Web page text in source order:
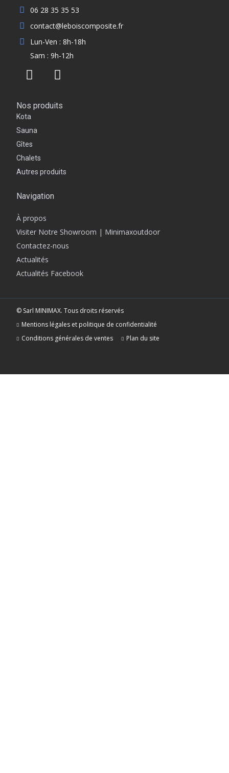
06 28 35 35 53
contact@leboiscomposite.fr
Lun-Ven : 8h-18h
Sam : 9h-12h
Nos produits
Kota
Sauna
Gîtes
Chalets
Autres produits
Navigation
À propos
Visiter Notre Showroom | Minimaxoutdoor
Contactez-nous
Actualités
Actualités Facebook
© Sarl MINIMAX. Tous droits réservés
Mentions légales et politique de confidentialité
Conditions générales de ventes
Plan du site